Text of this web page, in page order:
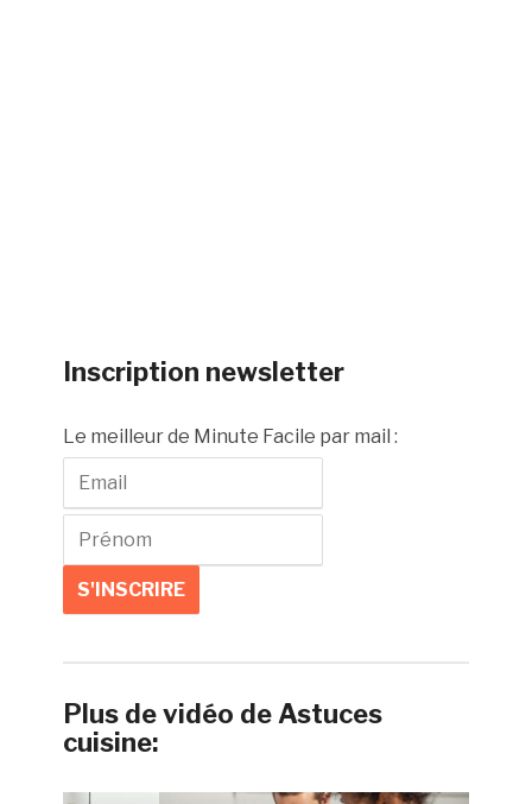
Inscription newsletter
Le meilleur de Minute Facile par mail :
Plus de vidéo de Astuces
cuisine: